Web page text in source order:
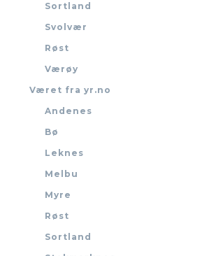
Sortland
Svolvær
Røst
Værøy
Været fra yr.no
Andenes
Bø
Leknes
Melbu
Myre
Røst
Sortland